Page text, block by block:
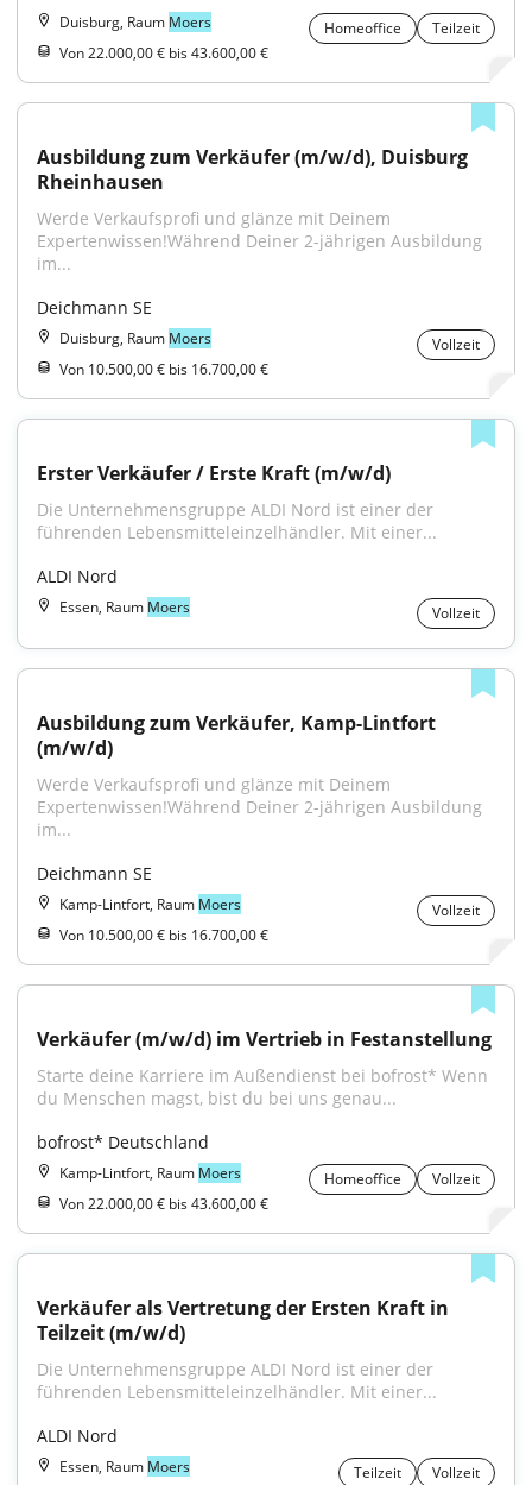
Duisburg, Raum Moers Homeoffice
Teilzeit
Von 22.000,00 € bis 43.600,00 €
Ausbildung zum Verkäufer (m/w/d), Duisburg
Rheinhausen
Werde Verkaufsprofi und glänze mit Deinem
Expertenwissen!Während Deiner 2-jährigen Ausbildung
im...
Deichmann SE
Duisburg, Raum Moers
Vollzeit
Von 10.500,00 € bis 16.700,00 €
Erster Verkäufer / Erste Kraft (m/w/d)
Die Unternehmensgruppe ALDI Nord ist einer der
führenden Lebensmitteleinzelhändler. Mit einer...
ALDI Nord
Essen, Raum Moers Vollzeit
Ausbildung zum Verkäufer, Kamp-Lintfort
(m/w/d)
Werde Verkaufsprofi und glänze mit Deinem
Expertenwissen!Während Deiner 2-jährigen Ausbildung
im...
Deichmann SE
Kamp-Lintfort, Raum Moers
Vollzeit
Von 10.500,00 € bis 16.700,00 €
Verkäufer (m/w/d) im Vertrieb in Festanstellung
Starte deine Karriere im Außendienst bei bofrost* Wenn
du Menschen magst, bist du bei uns genau...
bofrost* Deutschland
Kamp-Lintfort, Raum Moers Homeoffice
Vollzeit
Von 22.000,00 € bis 43.600,00 €
Verkäufer als Vertretung der Ersten Kraft in
Teilzeit (m/w/d)
Die Unternehmensgruppe ALDI Nord ist einer der
führenden Lebensmitteleinzelhändler. Mit einer...
ALDI Nord
Essen, Raum Moers Teilzeit Vollzeit